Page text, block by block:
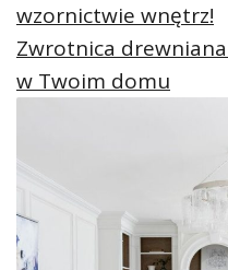
wzornictwie wnętrz!
Zwrotnica
w Twoim domu